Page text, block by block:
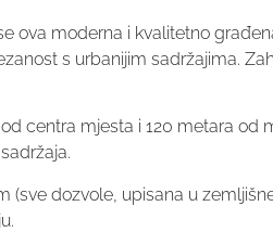
ova moderna i kvalitetno
s urbanijim sadržajima.
centra mjesta i 120 metara od
dozvole, upisana u